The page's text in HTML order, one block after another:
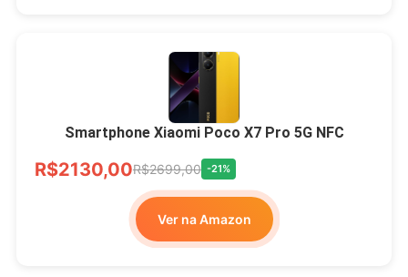
Smartphone Xiaomi Poco X7 Pro 5G NFC
R$2130,00R$2699,00 -21%
Ver na Amazon